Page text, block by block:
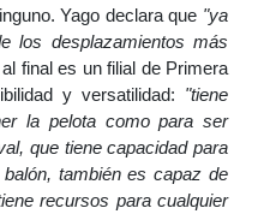
Yago declara que "ya
los desplazamientos más
final es un filial de Primera
y versatilidad: "tiene
la pelota como para ser
que tiene capacidad para
también es capaz de
recursos para cualquier